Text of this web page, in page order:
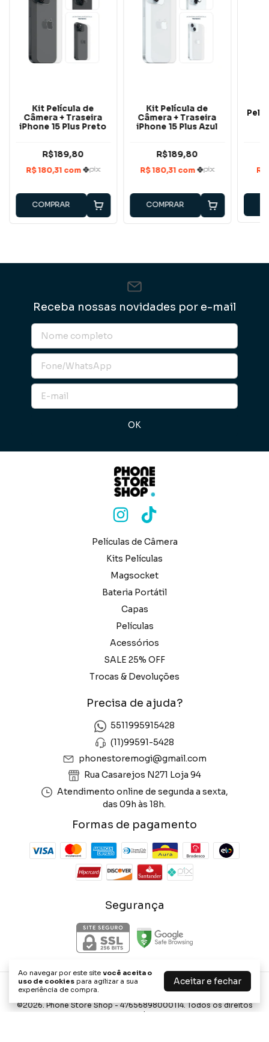
Ao navegar por este site você aceita o
uso de cookies para agilizar a sua
experiência de compra.
Aceitar e fechar
Kit Película de
Câmera + Traseira
iPhone 15 Plus Preto
R$189,80
COMPRAR
Kit Película de
Câmera + Traseira
iPhone 15 Plus Azul
R$189,80
COMPRAR
Receba nossas novidades por e-mail
Películas de Câmera
Kits Películas
Magsocket
Bateria Portátil
Capas
Películas
Acessórios
SALE 25% OFF
Trocas & Devoluções
Precisa de ajuda?
5511995915428
(11)99591-5428
phonestoremogi@gmail.com
Rua Casarejos N271 Loja 94
Atendimento online de segunda a sexta,
das 09h às 18h.
Formas de pagamento
Segurança
Phone Store Shop
©2026. Phone Store Shop - 47656898000114. Todos os direitos
reservados.